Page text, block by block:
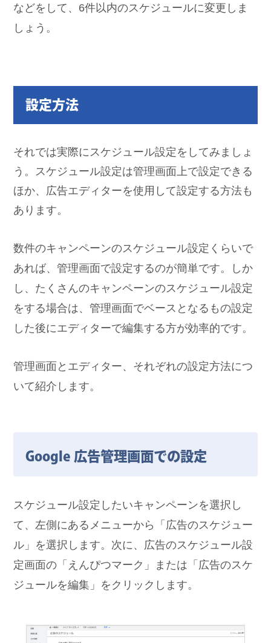
などをして、6件以内のスケジュールに変更しま
しょう。
設定方法
それでは実際にスケジュール設定をしてみましょ
う。スケジュール設定は管理画面上で設定できる
ほか、広告エディターを使用して設定する方法も
あります。
数件のキャンペーンのスケジュール設定くらいで
あれば、管理画面で設定するのが簡単です。しか
し、たくさんのキャンペーンのスケジュール設定
をする場合は、管理画面でベースとなるもの設定
した後にエディターで編集する方が効率的です。
管理画面とエディター、それぞれの設定方法につ
いて紹介します。
Google 広告管理画面での設定
スケジュール設定したいキャンペーンを選択し
て、左側にあるメニューから「広告のスケジュー
ル」を選択します。次に、広告のスケジュール設
定画面の「えんぴつマーク」または「広告のスケ
ジュールを編集」をクリックします。